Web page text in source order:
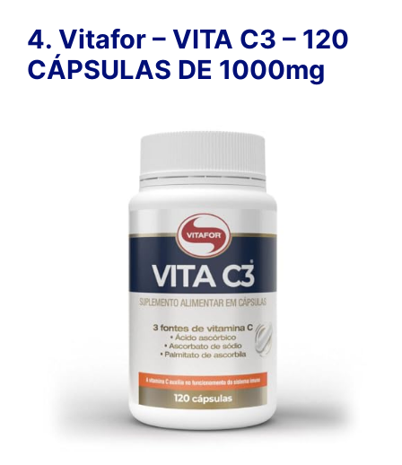
4. Vitafor – VITA C3 – 120
CÁPSULAS DE 1000mg